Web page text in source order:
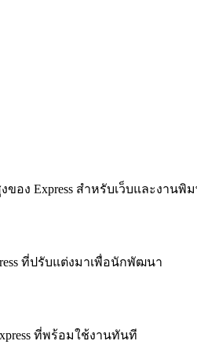
อง Express สำหรับเว็บและงานพิ
ที่ปรับแต่งมาเพื่อนักพัฒนา
ที่พร้อมใช้งานทันที